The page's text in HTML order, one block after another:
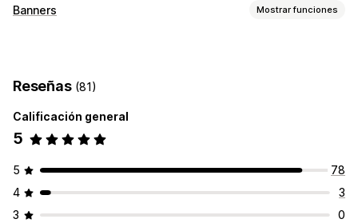
Opciones de muestra
Opciones de tiempo
Basado en la sesión
Liquidaciones inmediatas Promoción por tiempo limitado
Evento especial Pago
Banners Mostrar funciones
Página de producto
Personalización
Animaciones
Visualización fija
Reseñas (81)
Calificación general
5
5
78
4
3
3
0